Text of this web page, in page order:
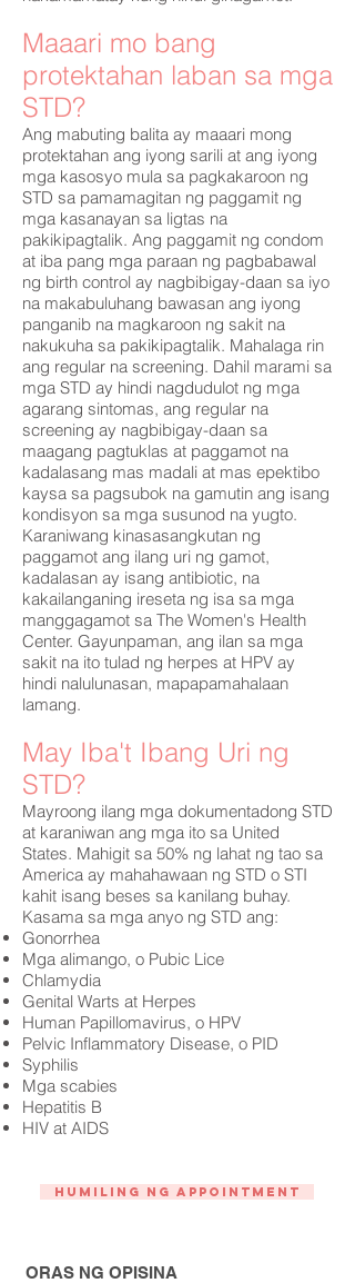
Maaari mo bang
protektahan laban sa mga
STD?
Ang mabuting balita ay maaari mong
protektahan ang iyong sarili at ang iyong
mga kasosyo mula sa pagkakaroon ng
STD sa pamamagitan ng paggamit ng
mga kasanayan sa ligtas na
pakikipagtalik. Ang paggamit ng condom
at iba pang mga paraan ng pagbabawal
ng birth control ay nagbibigay-daan sa iyo
na makabuluhang bawasan ang iyong
panganib na magkaroon ng sakit na
nakukuha sa pakikipagtalik. Mahalaga rin
ang regular na screening. Dahil marami sa
mga STD ay hindi nagdudulot ng mga
agarang sintomas, ang regular na
screening ay nagbibigay-daan sa
maagang pagtuklas at paggamot na
kadalasang mas madali at mas epektibo
kaysa sa pagsubok na gamutin ang isang
kondisyon sa mga susunod na yugto.
Karaniwang kinasasangkutan ng
paggamot ang ilang uri ng gamot,
kadalasan ay isang antibiotic, na
kakailanganing ireseta ng isa sa mga
manggagamot sa The Women's Health
Center. Gayunpaman, ang ilan sa mga
sakit na ito tulad ng herpes at HPV ay
hindi nalulunasan, mapapamahalaan
lamang.
May Iba't Ibang Uri ng
STD?
Mayroong ilang mga dokumentadong STD
at karaniwan ang mga ito sa United
States. Mahigit sa 50% ng lahat ng tao sa
America ay mahahawaan ng STD o STI
kahit isang beses sa kanilang buhay.
Kasama sa mga anyo ng STD ang:
Gonorrhea
Mga alimango, o Pubic Lice
Chlamydia
Genital Warts at Herpes
Human Papillomavirus, o HPV
Pelvic Inflammatory Disease, o PID
Syphilis
Mga scabies
Hepatitis B
HIV at AIDS
Humiling ng Appointment
ORAS NG OPISINA